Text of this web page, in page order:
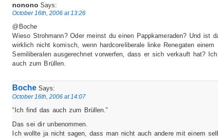
nonono Says:
October 16th, 2006 at 13:26
@Boche
Wieso Strohmann? Oder meinst du einen Pappkameraden? Und ist
wirklich nicht komisch, wenn hardcoreliberale linke Renegaten einem
Semiliberalen ausgerechnet vorwerfen, dass er sich verkauft hat?
auch zum Brüllen.
Boche Says:
October 16th, 2006 at 14:07
“Ich find das auch zum Brüllen.”
Das sei dir unbenommen.
Ich wollte ja nicht sagen, dass man nicht auch andere mit einem